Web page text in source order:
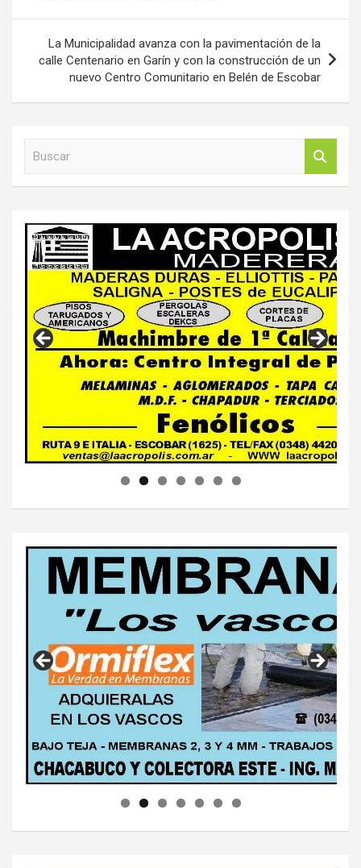
La Municipalidad avanza con la pavimentación de la
calle Centenario en Garín y con la construcción de un
nuevo Centro Comunitario en Belén de Escobar
r